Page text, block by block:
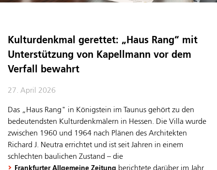
Kulturdenkmal gerettet: „Haus Rang“ mit
Unterstützung von Kapellmann vor dem
Verfall bewahrt
27. April 2026
Das „Haus Rang" in Königstein im Taunus gehört zu den
bedeutendsten Kulturdenkmälern in Hessen. Die Villa wurde
zwischen 1960 und 1964 nach Plänen des Architekten
Richard J. Neutra errichtet und ist seit Jahren in einem
schlechten baulichen Zustand – die
Frankfurter Allgemeine Zeitung